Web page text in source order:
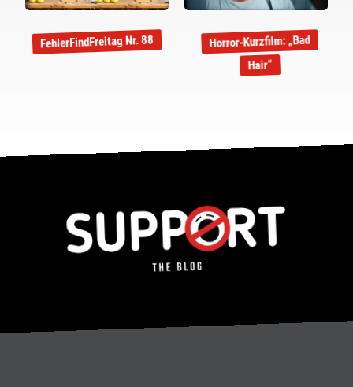
FehlerFindFreitag Nr. 88 Horror-Kurzfilm: „Bad
Hair“